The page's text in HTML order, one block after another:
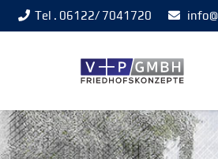
Tel . 06122/ 7041720